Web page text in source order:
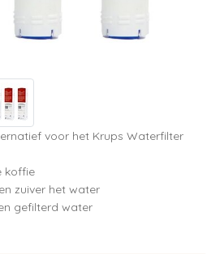
voor het Krups Waterfilter
koffie
zuiver het water
gefilterd water